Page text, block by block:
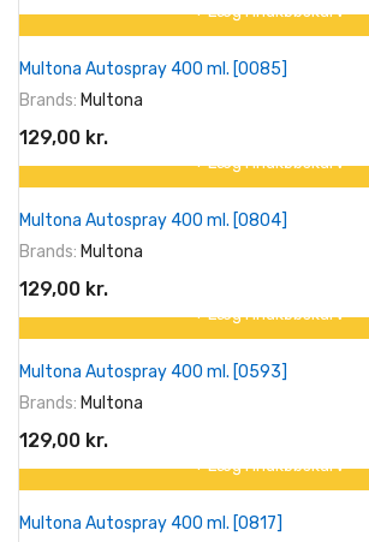
+ Læg I Indkøbskurv
Multona Autospray 400 ml. [0085]
Brands: Multona
129,00 kr.
+ Læg I Indkøbskurv
Multona Autospray 400 ml. [0804]
Brands: Multona
129,00 kr.
+ Læg I Indkøbskurv
Multona Autospray 400 ml. [0593]
Brands: Multona
129,00 kr.
+ Læg I Indkøbskurv
Multona Autospray 400 ml. [0817]